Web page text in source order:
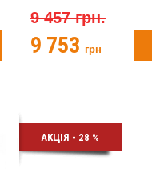
9 457 грн.
9 753 грн
АКЦІЯ - 28 %